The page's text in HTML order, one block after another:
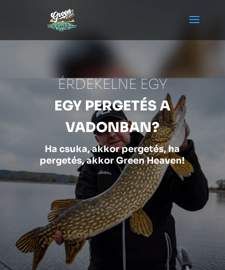
ÉRDEKELNE EGY
EGY PERGETÉS A
VADONBAN?
Ha csuka, akkor pergetés, ha
pergetés, akkor Green Heaven!